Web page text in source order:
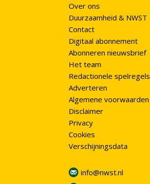
Over ons
Duurzaamheid & NWST
Contact
Digitaal abonnement
Abonneren nieuwsbrief
Het team
Redactionele spelregels
Adverteren
Algemene voorwaarden
Disclaimer
Privacy
Cookies
Verschijningsdata
info@nwst.nl